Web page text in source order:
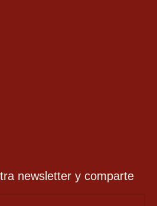
newsletter y comparte